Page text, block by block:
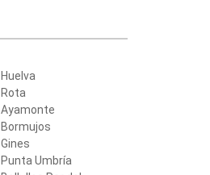
Huelva
Rota
Ayamonte
Bormujos
Gines
Punta Umbría